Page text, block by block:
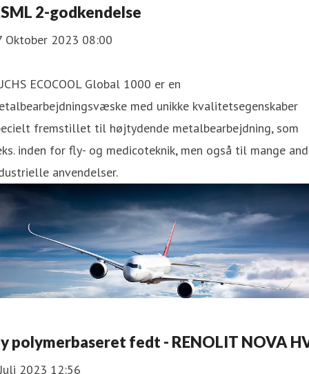
2-godkendelse
Oktober 2023 08:00
ECOCOOL Global 1000 er en
med unikke kvalitetsegenskaber
fremstillet til højtydende metalbearbejdning, som
inden for fly- og medicoteknik, men også til mange
anvendelser.
polymerbaseret fedt - RENOLIT NOVA
2023 12:56